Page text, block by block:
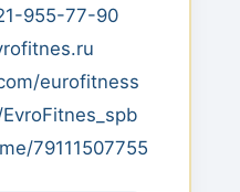
955-77-90
eurofitness
79111507755